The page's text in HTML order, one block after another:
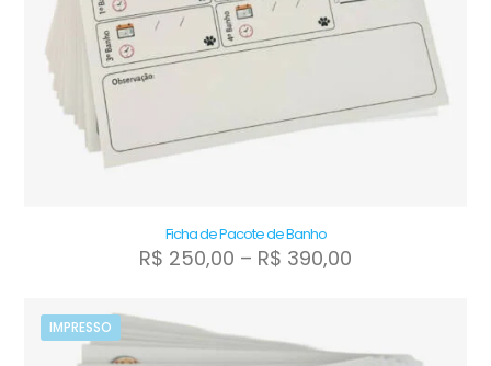
Ficha de Pacote de Banho
R$ 250,00 – R$ 390,00
várias
IMPRESSO